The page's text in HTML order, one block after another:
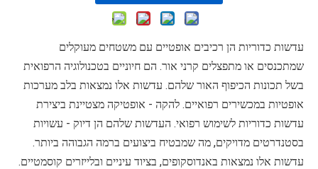
עדשות כדוריות הן רכיבים אופטיים עם משטחים מעוקלים
שמתכנסים או מתפצלים קרני אור. הם חיוניים בטכנולוגיה הרפואית
בשל תכונות הכיפוף האור שלהם. עדשות אלו נמצאות בלב מערכות
אופטיות במכשירים רפואיים. להקה - אופטיקה מצטיינת ביצירת
עדשות כדוריות לשימוש רפואי. העדשות שלהם הן דיוק - עשויות
בסטנדרטים מדויקים, מה שמבטיח ביצועים ברמה הגבוהה ביותר.
עדשות אלו נמצאות באנדוסקופים, בציוד עיניים ובלייזרים קוסמטיים.